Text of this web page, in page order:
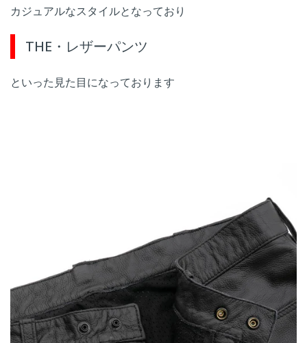
カジュアルなスタイルとなっており
THE・レザーパンツ
といった見た目になっております